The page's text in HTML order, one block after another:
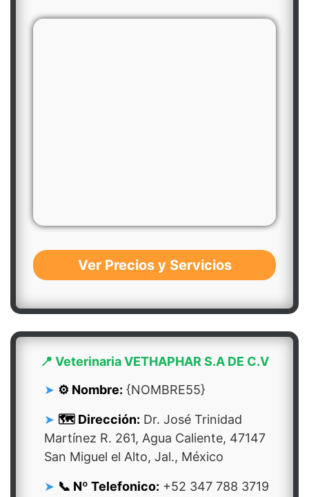
Ver Precios y Servicios
📍 Veterinaria VETHAPHAR S.A DE C.V
⚙️ Nombre: {NOMBRE55}
🗺️ Dirección: Dr. José Trinidad
Martínez R. 261, Agua Caliente, 47147
San Miguel el Alto, Jal., México
📞 Nº Telefonico: +52 347 788 3719